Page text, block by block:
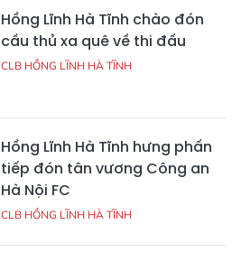
Hồng Lĩnh Hà Tĩnh chào đón
cầu thủ xa quê về thi đấu
CLB HỒNG LĨNH HÀ TĨNH
Hồng Lĩnh Hà Tĩnh hưng phấn
tiếp đón tân vương Công an
Hà Nội FC
CLB HỒNG LĨNH HÀ TĨNH